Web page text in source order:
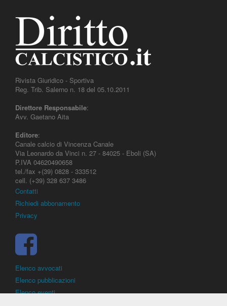
Rivista Giuridico - Sportiva
Reg. Trib. Salerno n. 18 del 05.10.2011
Direttore Responsabile:
Avv. Gaetano Aita
Editore:
Canale calcio di Vincenza Canale
Via Leonardo da Vinci n. 27 - 84025 - Eboli (SA)
P.IVA 04620490658
tel./fax +(39) 0828 - 333512
cell. (+39) 328 637 3486
Contatti
Richiedi abbonamento
Privacy
Elenco avvocati
Elenco pubblicazioni
Elenco eventi